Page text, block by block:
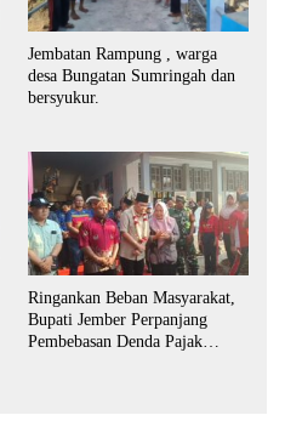
Jembatan Rampung , warga
desa Bungatan Sumringah dan
bersyukur.
Ringankan Beban Masyarakat,
Bupati Jember Perpanjang
Pembebasan Denda Pajak